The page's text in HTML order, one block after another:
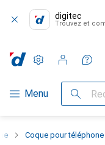
digitec
Trouvez et
Navigation par
Menu
Paramètres
Compte client
Listes de
Listes d'envies
Panier
Coque pour